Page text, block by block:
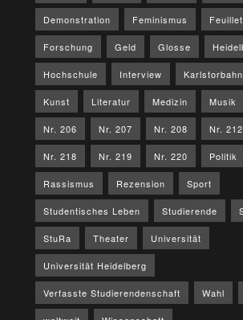
Demonstration Feminismus
Forschung Geld Glosse
Hochschule Interview
Kunst Literatur Medizin Musik
Nr. 206 Nr. 207 Nr. 208 Nr. 212
Nr. 218 Nr. 219 Nr. 220 Politik
Rassismus Rezension Sport
Studentisches Leben Studierende
StuRa Theater Universität
Universität Heidelberg
Verfasste Studierendenschaft Wahl